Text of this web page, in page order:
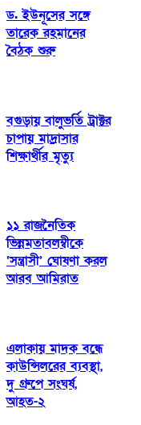
ড. ইউনূসের সঙ্গে
তারেক রহমানের
বৈঠক শুরু
বগুড়ায় বালুভর্তি ট্রাক্টর
চাপায় মাদ্রাসার
শিক্ষার্থীর মৃত্যু
১১ রাজনৈতিক
ভিন্নমতাবলম্বীকে
‘সন্ত্রাসী’ ঘোষণা করল
আরব আমিরাত
এলাকায় মাদক বন্ধে
কাউন্সিলরের ব্যবস্থা,
দু গ্রুপে সংঘর্ষ,
আহত-২